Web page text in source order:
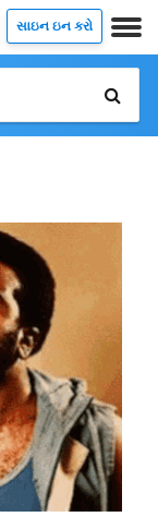
સાઇન ઇન કરો